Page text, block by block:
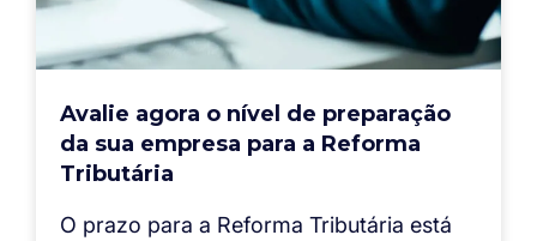
Avalie agora o nível de preparação
da sua empresa para a Reforma
Tributária
O prazo para a Reforma Tributária está